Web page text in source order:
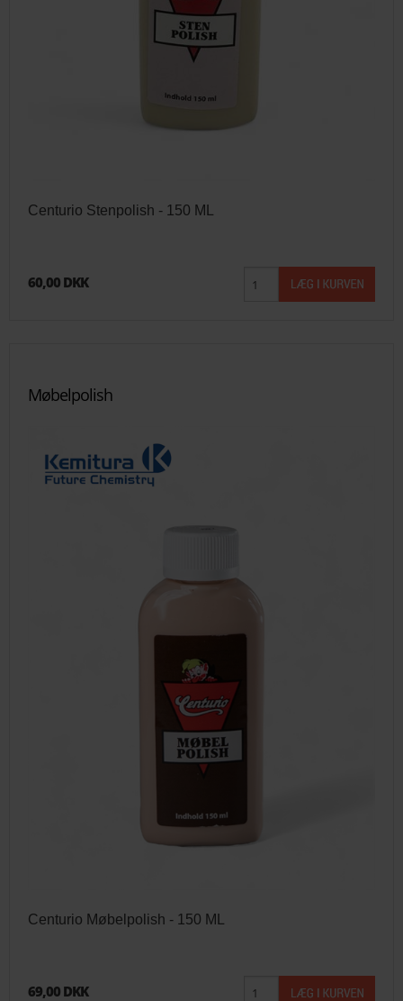
Centurio Stenpolish - 150 ML
60,00 DKK
Møbelpolish
Centurio Møbelpolish - 150 ML
69,00 DKK